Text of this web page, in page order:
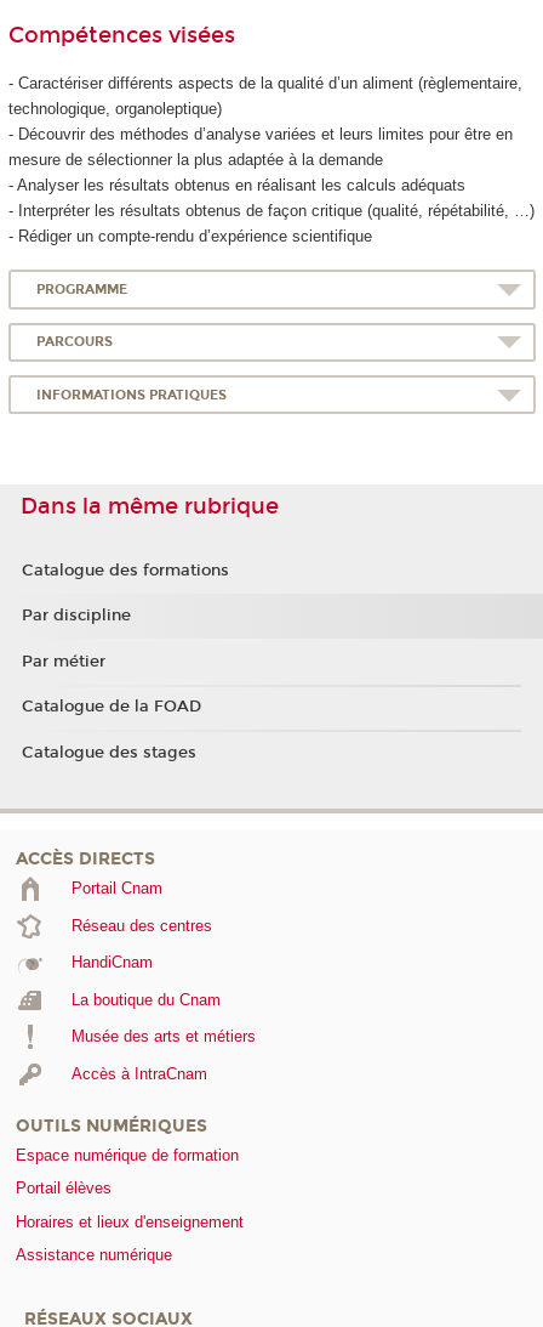
Compétences visées
- Caractériser différents aspects de la qualité d’un aliment (règlementaire,
technologique, organoleptique)
- Découvrir des méthodes d’analyse variées et leurs limites pour être en
mesure de sélectionner la plus adaptée à la demande
- Analyser les résultats obtenus en réalisant les calculs adéquats
- Interpréter les résultats obtenus de façon critique (qualité, répétabilité, …)
- Rédiger un compte-rendu d’expérience scientifique
PROGRAMME
PARCOURS
INFORMATIONS PRATIQUES
Dans la même rubrique
Catalogue des formations
Par discipline
Par métier
Catalogue de la FOAD
Catalogue des stages
ACCÈS DIRECTS
Portail Cnam
Réseau des centres
HandiCnam
La boutique du Cnam
Musée des arts et métiers
Accès à IntraCnam
OUTILS NUMÉRIQUES
Espace numérique de formation
Portail élèves
Horaires et lieux d'enseignement
Assistance numérique
RÉSEAUX SOCIAUX